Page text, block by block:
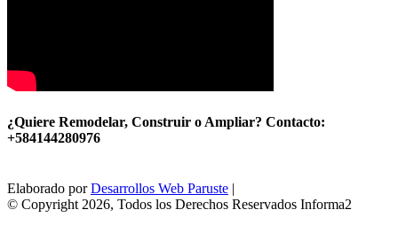
¿Quiere Remodelar, Construir o Ampliar? Contacto:
+584144280976
Elaborado porDesarrollos Web Paruste |
© Copyright 2026, Todos los Derechos Reservados Informa2